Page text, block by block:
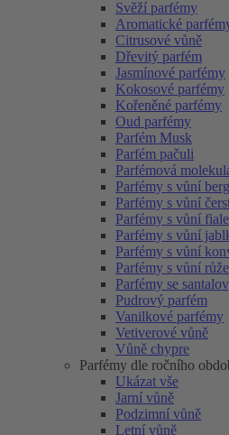
Svěží parfémy
Aromatické
Citrusové vůně
Dřevitý parfém
Jasmínové parfémy
Kokosové parfémy
Kořeněné parfémy
Oud parfémy
Parfém Musk
Parfém pačuli
Parfémová
Parfémy s vůní
Parfémy s vůní
Parfémy s vůní
Parfémy s vůní
Parfémy s vůní
Parfémy s vůní růže
Parfémy se
Pudrový parfém
Vanilkové parfémy
Vetiverové vůně
Vůně chypre
Parfémy dle ročního
Ukázat vše
Jarní vůně
Podzimní vůně
Letní vůně